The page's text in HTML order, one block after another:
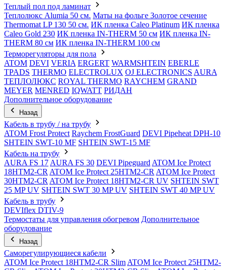
Теплый пол под ламинат
Теплолюкс Alumia 50 см. Маты на фольге Золотое сечение
Thermomat LP 130 50 cм. ИК пленка Caleo Platinum ИК пленка
Caleo Gold 230 ИК пленка IN-THERM 50 см ИК пленка IN-
THERM 80 см ИК пленка IN-THERM 100 см
Терморегуляторы для пола
ATOM DEVI VERIA ERGERT WARMSHTEIN EBERLE
TPADS THERMO ELECTROLUX OJ ELECTRONICS AURA
ТЕПЛОЛЮКС ROYAL THERMO RAYCHEM GRAND
MEYER MENRED IQWATT РИДАН
Дополнительное оборудование
Назад
Кабель в трубу / на трубу
ATOM Frost Protect Raychem FrostGuard DEVI Pipeheat DPH-10
SHTEIN SWT-10 MF SHTEIN SWT-15 MF
Кабель на трубу
AURA FS 17 AURA FS 30 DEVI Pipeguard ATOM Ice Protect
18HTM2-CR ATOM Ice Protect 25HTM2-CR ATOM Ice Protect
30HTM2-CR ATOM Ice Protect 18HTM2-CR UV SHTEIN SWT
25 MP UV SHTEIN SWT 30 MP UV SHTEIN SWT 40 MP UV
Кабель в трубу
DEVIflex DTIV-9
Термостаты для управления обогревом Дополнительное
оборудование
Назад
Саморегулирующиеся кабели
ATOM Ice Protect 18HTM2-CR Slim ATOM Ice Protect 25HTM2-